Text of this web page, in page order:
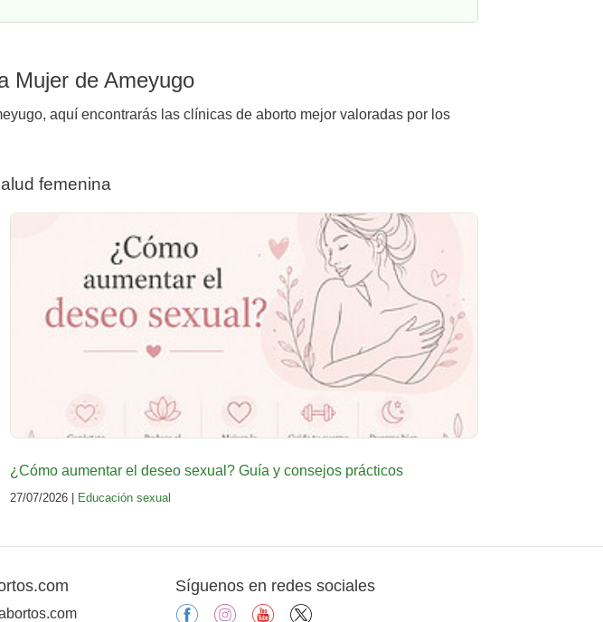
Mujer de Ameyugo
aquí encontrarás las clínicas de aborto mejor valoradas por los
femenina
¿Cómo aumentar el deseo sexual? Guía y consejos prácticos
27/07/2026 | Educación sexual
Síguenos en redes sociales
facebookinstagramyoutube